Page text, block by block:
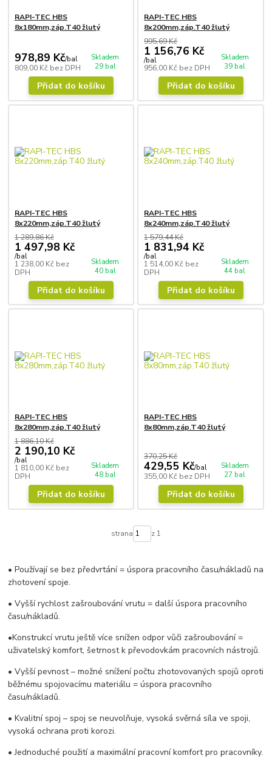
RAPI-TEC HBS
8x180mm,záp.T40 žlutý
978,89 Kč/bal
809,00 Kč bez DPH
Skladem
29 bal
Přidat do košíku
RAPI-TEC HBS
8x200mm,záp.T40 žlutý
995,69 Kč
1 156,76 Kč
/bal
956,00 Kč bez DPH
Skladem
39 bal
Přidat do košíku
RAPI-TEC HBS
8x220mm,záp.T40 žlutý
1 289,86 Kč
1 497,98 Kč
/bal
1 238,00 Kč bez
DPH
Skladem
40 bal
Přidat do košíku
RAPI-TEC HBS
8x240mm,záp.T40 žlutý
1 579,44 Kč
1 831,94 Kč
/bal
1 514,00 Kč bez
DPH
Skladem
44 bal
Přidat do košíku
RAPI-TEC HBS
8x280mm,záp.T40 žlutý
1 886,10 Kč
2 190,10 Kč
/bal
1 810,00 Kč bez
DPH
Skladem
48 bal
Přidat do košíku
RAPI-TEC HBS
8x80mm,záp.T40 žlutý
370,25 Kč
429,55 Kč/bal
355,00 Kč bez DPH
Skladem
27 bal
Přidat do košíku
strana z 1
• Používají se bez předvrtání = úspora pracovního času/nákladů na
zhotovení spoje.
• Vyšší rychlost zašroubování vrutu = další úspora pracovního
času/nákladů.
•Konstrukcí vrutu ještě více snížen odpor vůči zašroubování =
uživatelský komfort, šetrnost k převodovkám pracovních nástrojů.
• Vyšší pevnost – možné snížení počtu zhotovovaných spojů oproti
běžnému spojovacímu materiálu = úspora pracovního
času/nákladů.
• Kvalitní spoj – spoj se neuvolňuje, vysoká svěrná síla ve spoji,
vysoká ochrana proti korozi.
• Jednoduché použití a maximální pracovní komfort pro pracovníky.